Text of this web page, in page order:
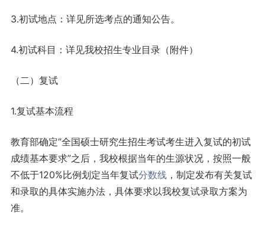
3.初试地点：详见所选考点的通知公告。
4.初试科目：详见我校招生专业目录（附件）
（二）复试
1.复试基本流程
教育部确定“全国硕士研究生招生考试考生进入复试的初试
成绩基本要求”之后，我校根据当年的生源状况，按照一般
不低于120%比例划定当年复试分数线，制定发布有关复试
和录取的具体实施办法，具体要求以我校复试录取方案为
准。